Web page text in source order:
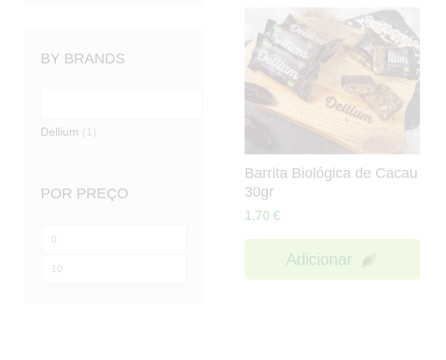
Barrita Biológica de Cacau
30gr
1,70 €
Adicionar
BY BRANDS
Dellium (1)
POR PREÇO
Preço
Preço